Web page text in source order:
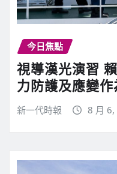
今日焦點
視導漢光演習
力防護及應變作
新一代時報 8 月